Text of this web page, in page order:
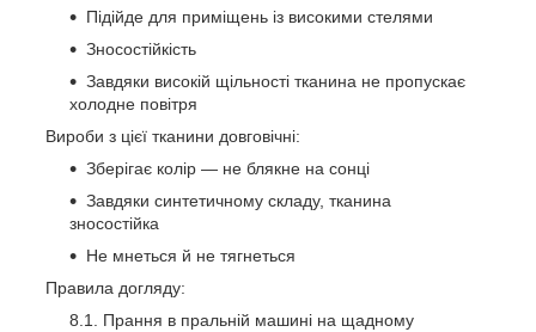
Підійде для приміщень із високими стелями
Зносостійкість
Завдяки високій щільності тканина не пропускає
холодне повітря
Вироби з цієї тканини довговічні:
Зберігає колір — не блякне на сонці
Завдяки синтетичному складу, тканина
зносостійка
Не мнеться й не тягнеться
Правила догляду:
Прання в пральній машині на щадному